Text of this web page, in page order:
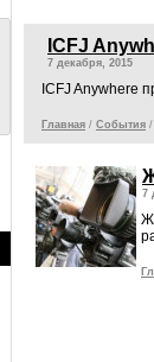
ICFJ
7 декабря, 2015
ICFJ Anywhere
Главная / События /
7